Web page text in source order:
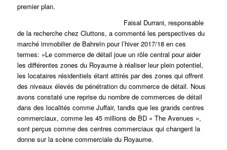
premier plan.
Faisal Durrani, responsable
de la recherche chez Cluttons, a commenté les perspectives du
marché immobilier de Bahreïn pour l’hiver 2017/18 en ces
termes: »Le commerce de détail joue un rôle central pour aider
les différentes zones du Royaume à réaliser leur plein potentiel,
les locataires résidentiels étant attirés par des zones qui offrent
des niveaux élevés de pénétration du commerce de détail. Nous
avons constaté une reprise du nombre de commerces de détail
dans des localités comme Juffair, tandis que les grands centres
commerciaux, comme les 45 millions de BD « The Avenues »,
sont perçus comme des centres commerciaux qui changent la
donne sur la scène commerciale du Royaume.